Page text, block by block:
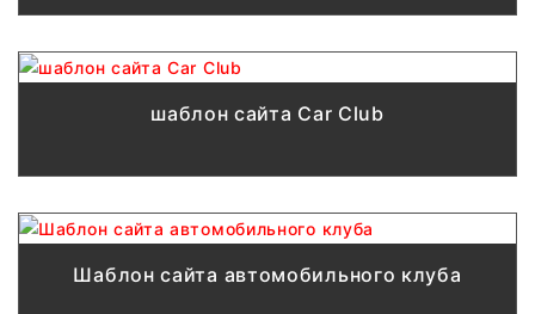
шаблон сайта Car Club
Шаблон сайта автомобильного клуба